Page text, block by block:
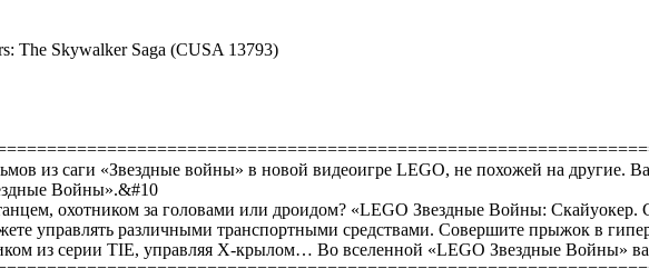
The Skywalker Saga (CUSA 13793)
из саги «Звездные войны» в новой видеоигре LEGO, не похожей на другие.
Войны».&#10
охотником за головами или дроидом? «LEGO Звездные Войны: Скайуокер.
управлять различными транспортными средствами. Совершите прыжок в
из серии TIE, управляя X-крылом… Во вселенной «LEGO Звездные Войны»